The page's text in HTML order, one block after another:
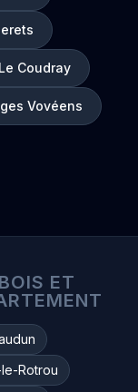
Le Coudray
Vovéens
ET
Rotrou